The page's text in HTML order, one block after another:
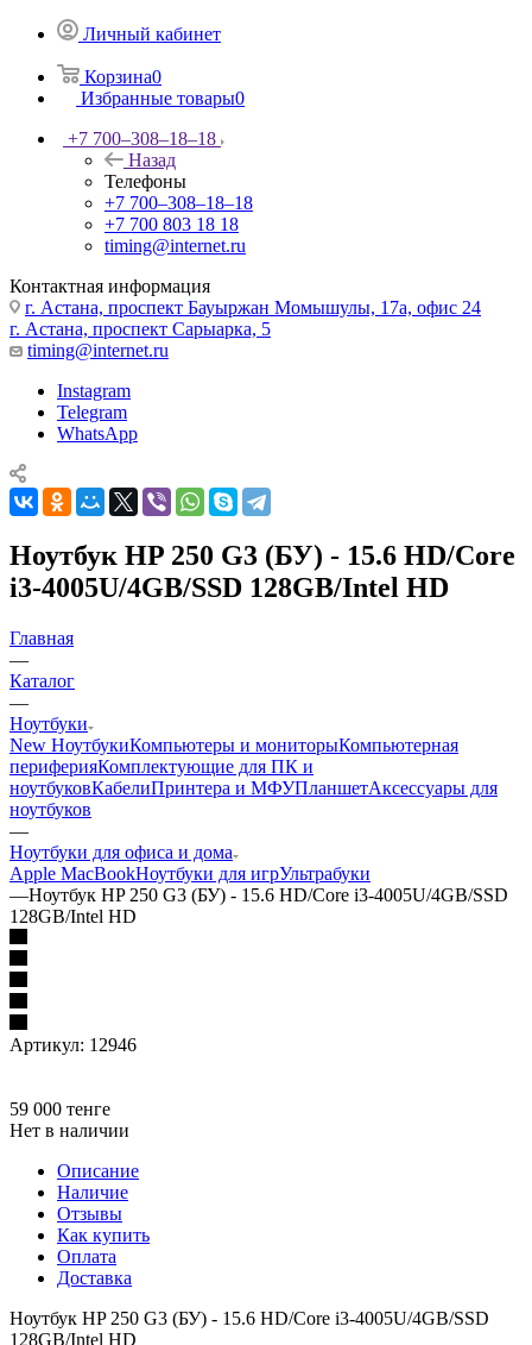
Личный кабинет
Корзина0
Избранные товары0
+7 700‒308‒18‒18
Назад
Телефоны
+7 700‒308‒18‒18
+7 700 803 18 18
timing@internet.ru
Контактная информация
г. Астана, проспект Бауыржан Момышулы, 17а, офис 24
г. Астана, проспект Сарыарка, 5
timing@internet.ru
Instagram
Telegram
WhatsApp
Ноутбук HP 250 G3 (БУ) - 15.6 HD/Core
i3-4005U/4GB/SSD 128GB/Intel HD
Главная
—
Каталог
—
Ноутбуки
New НоутбукиКомпьютеры и мониторыКомпьютерная
периферияКомплектующие для ПК и
ноутбуковКабелиПринтера и МФУПланшетАксессуары для
ноутбуков
—
Ноутбуки для офиса и дома
Apple MacBookНоутбуки для игрУльтрабуки
—Ноутбук HP 250 G3 (БУ) - 15.6 HD/Core i3-4005U/4GB/SSD
128GB/Intel HD
Артикул: 12946
59 000 тенге
Нет в наличии
Описание
Наличие
Отзывы
Как купить
Оплата
Доставка
Ноутбук HP 250 G3 (БУ) - 15.6 HD/Core i3-4005U/4GB/SSD
128GB/Intel HD